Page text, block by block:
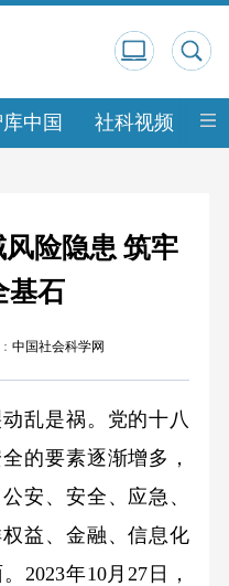
中国 社科视频 中
险隐患 筑牢
基石
中国社会科学网
乱是祸。党的十八
的要素逐渐增多，
安、安全、应急、
益、金融、信息化
2023年10月27日，